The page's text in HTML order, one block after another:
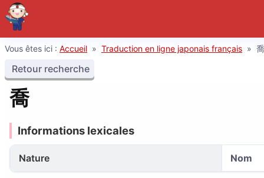
Vous êtes ici : Accueil » Traduction en ligne japonais français » 喬
Retour recherche
喬
Informations lexicales
Nature Nom